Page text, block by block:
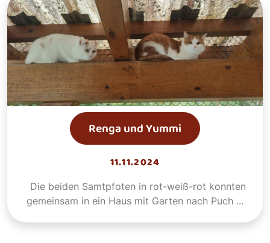
Renga und Yummi
11.11.2024
Die beiden Samtpfoten in rot-weiß-rot konnten
gemeinsam in ein Haus mit Garten nach Puch ...